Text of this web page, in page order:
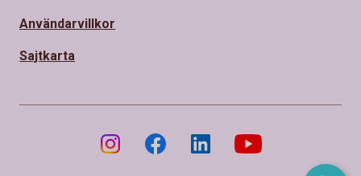
Användarvillkor
Sajtkarta